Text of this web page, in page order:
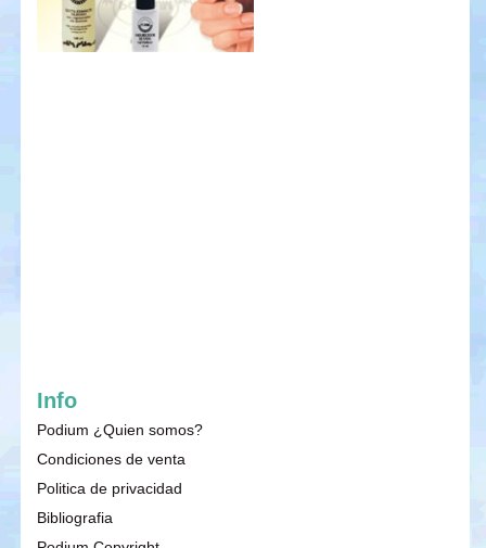
Info
Podium ¿Quien somos?
Condiciones de venta
Politica de privacidad
Bibliografia